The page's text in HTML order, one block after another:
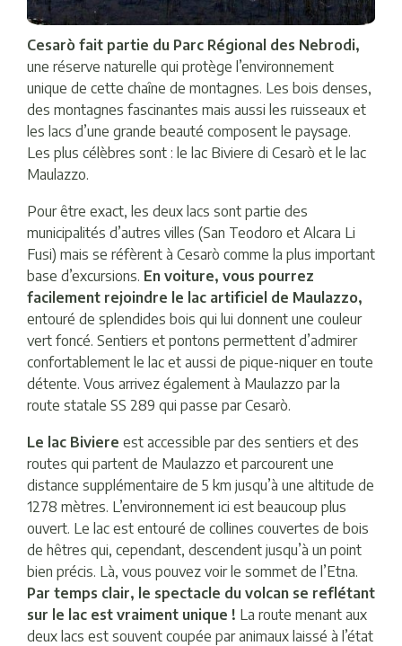
Cesarò fait partie du Parc Régional des Nebrodi,
une réserve naturelle qui protège l’environnement
unique de cette chaîne de montagnes. Les bois denses,
des montagnes fascinantes mais aussi les ruisseaux et
les lacs d’une grande beauté composent le paysage.
Les plus célèbres sont : le lac Biviere di Cesarò et le lac
Maulazzo.
Pour être exact, les deux lacs sont partie des
municipalités d’autres villes (San Teodoro et Alcara Li
Fusi) mais se réfèrent à Cesarò comme la plus important
base d’excursions. En voiture, vous pourrez
facilement rejoindre le lac artificiel de Maulazzo,
entouré de splendides bois qui lui donnent une couleur
vert foncé. Sentiers et pontons permettent d’admirer
confortablement le lac et aussi de pique-niquer en toute
détente. Vous arrivez également à Maulazzo par la
route statale SS 289 qui passe par Cesarò.
Le lac Biviere est accessible par des sentiers et des
routes qui partent de Maulazzo et parcourent une
distance supplémentaire de 5 km jusqu’à une altitude de
1278 mètres. L’environnement ici est beaucoup plus
ouvert. Le lac est entouré de collines couvertes de bois
de hêtres qui, cependant, descendent jusqu’à un point
bien précis. Là, vous pouvez voir le sommet de l’Etna.
Par temps clair, le spectacle du volcan se reflétant
sur le lac est vraiment unique ! La route menant aux
deux lacs est souvent coupée par animaux laissé à l’état